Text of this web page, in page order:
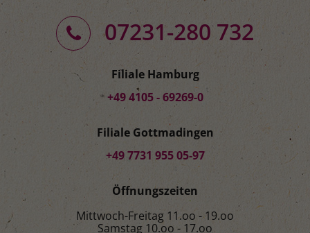
07231-280 732
Filiale Hamburg
+49 4105 - 69269-0
Filiale Gottmadingen
+49 7731 955 05-97
Öffnungszeiten
Mittwoch-Freitag 11.oo - 19.oo
Samstag 10.oo - 17.oo